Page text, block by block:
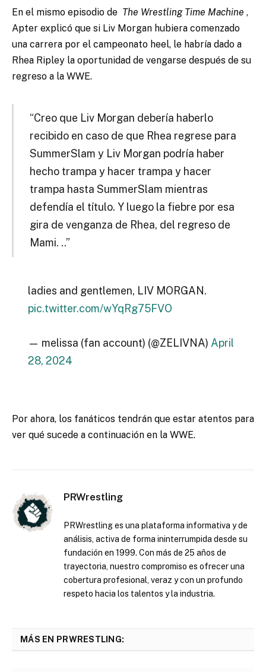
En el mismo episodio de The Wrestling Time Machine ,
Apter explicó que si Liv Morgan hubiera comenzado
una carrera por el campeonato heel, le habría dado a
Rhea Ripley la oportunidad de vengarse después de su
regreso a la WWE.
“Creo que Liv Morgan debería haberlo
recibido en caso de que Rhea regrese para
SummerSlam y Liv Morgan podría haber
hecho trampa y hacer trampa y hacer
trampa hasta SummerSlam mientras
defendía el título. Y luego la fiebre por esa
gira de venganza de Rhea, del regreso de
Mami. ..”
ladies and gentlemen, LIV MORGAN.
pic.twitter.com/wYqRg75FVO
— melissa (fan account) (@ZELIVNA) April
28, 2024
Por ahora, los fanáticos tendrán que estar atentos para
ver qué sucede a continuación en la WWE.
PRWrestling
PRWrestling es una plataforma informativa y de
análisis, activa de forma ininterrumpida desde su
fundación en 1999. Con más de 25 años de
trayectoria, nuestro compromiso es ofrecer una
cobertura profesional, veraz y con un profundo
respeto hacia los talentos y la industria.
MÁS EN PRWRESTLING: